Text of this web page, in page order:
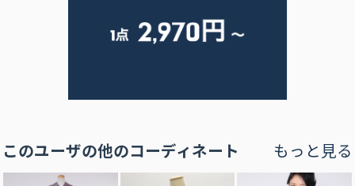
このユーザの他のコーディネート もっと見る